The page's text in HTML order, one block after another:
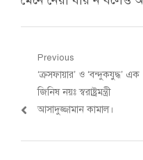
Post
navigation
Previous
Previous
post:
‘ক্রসফায়ার’ ও ‘বন্দুকযুদ্ধ’ এক
জিনিষ নয়ঃ স্বরাষ্ট্রমন্ত্রী
আসাদুজ্জামান কামাল।